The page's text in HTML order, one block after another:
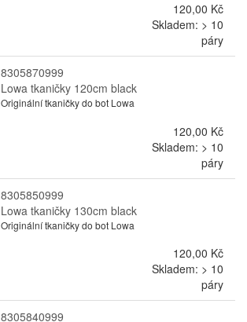
120,00 Kč
Skladem: > 10
páry
8305870999
Lowa tkaničky 120cm black
Originální tkaničky do bot Lowa
120,00 Kč
Skladem: > 10
páry
8305850999
Lowa tkaničky 130cm black
Originální tkaničky do bot Lowa
120,00 Kč
Skladem: > 10
páry
8305840999